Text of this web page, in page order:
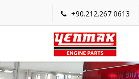
+90.212.267 0613